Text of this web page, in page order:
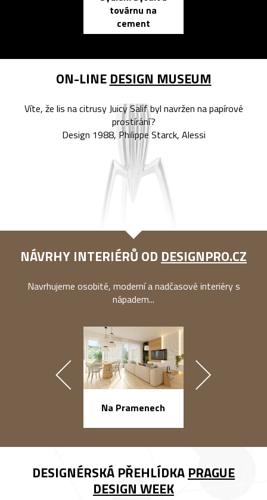
továrnu na
cement
ON-LINE DESIGN MUSEUM
Víte, že lis na citrusy Juicy Salif byl navržen na papírové
prostírání?
Design 1988, Philippe Starck, Alessi
NÁVRHY INTERIÉRŮ OD DESIGNPRO.CZ
Navrhujeme osobité, moderní a nadčasové interiéry s
nápadem...
Na Pramenech
DESIGNÉRSKÁ PŘEHLÍDKA PRAGUE
DESIGN WEEK